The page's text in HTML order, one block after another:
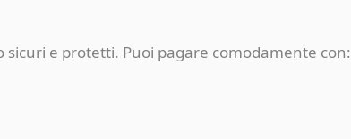
e protetti. Puoi pagare comodamente con: